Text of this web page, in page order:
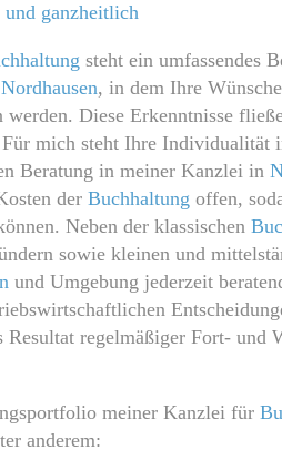
ganzheitlich
steht ein umfassendes
Nordhausen, in dem Ihre
werden. Diese Erkenntnisse
mich steht Ihre Individualität
Beratung in meiner Kanzlei in
der Buchhaltung offen,
Neben der klassischen
sowie kleinen und
und Umgebung jederzeit
Resultat regelmäßiger Fort- und
meiner Kanzlei für
anderem: